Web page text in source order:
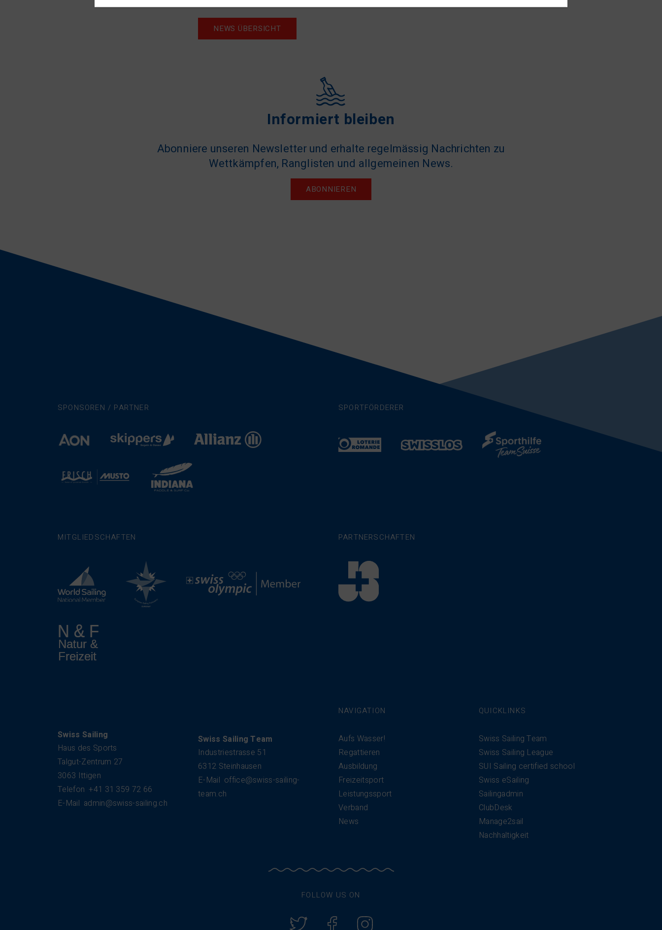
NEWS ÜBERSICHT
Informiert bleiben
Abonniere unseren Newsletter und erhalte regelmässig Nachrichten zu
Wettkämpfen, Ranglisten und allgemeinen News.
ABONNIEREN
SPONSOREN / PARTNER SPORTFÖRDERER
MITGLIEDSCHAFTEN PARTNERSCHAFTEN
Swiss Sailing
Haus des Sports
Talgut-Zentrum 27
3063 Ittigen
Telefon +41 31 359 72 66
E-Mail admin@swiss-sailing.ch
Swiss Sailing Team
Industriestrasse 51
6312 Steinhausen
E-Mail office@swiss-sailing-
team.ch
NAVIGATION
Aufs Wasser!
Regattieren
Ausbildung
Freizeitsport
Leistungssport
Verband
News
QUICKLINKS
Swiss Sailing Team
Swiss Sailing League
SUI Sailing certified school
Swiss eSailing
Sailingadmin
ClubDesk
Manage2sail
Nachhaltigkeit
FOLLOW US ON
Twitter FacebookInstagram